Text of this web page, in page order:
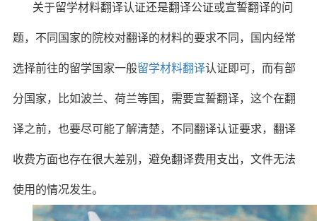
关于留学材料翻译认证还是翻译公证或宣誓翻译的问
题，不同国家的院校对翻译的材料的要求不同，国内经常
选择前往的留学国家一般留学材料翻译认证即可，而有部
分国家，比如波兰、荷兰等国，需要宣誓翻译，这个在翻
译之前，也要尽可能了解清楚，不同翻译认证要求，翻译
收费方面也存在很大差别，避免翻译费用支出，文件无法
使用的情况发生。